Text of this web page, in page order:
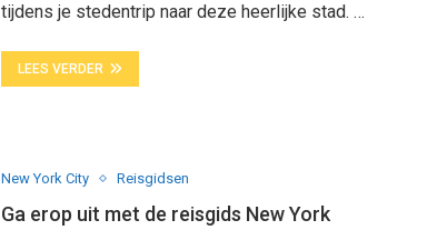
tijdens je stedentrip naar deze heerlijke stad. …
LEES VERDER
New York City Reisgidsen
Ga erop uit met de reisgids New York